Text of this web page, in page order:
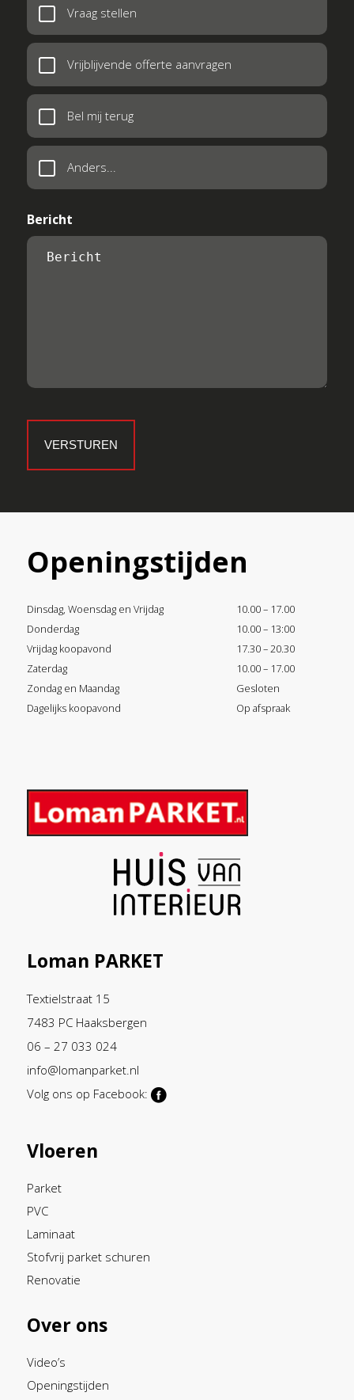
Vraag stellen
Vrijblijvende offerte aanvragen
Bel mij terug
Anders...
Bericht
Openingstijden
Dinsdag, Woensdag en Vrijdag
10.00 – 17.00
Donderdag
10.00 – 13:00
Vrijdag koopavond
17.30 – 20.30
Zaterdag
10.00 – 17.00
Zondag en Maandag
Gesloten
Dagelijks koopavond
Op afspraak
Loman PARKET
Textielstraat 15
7483 PC Haaksbergen
06 – 27 033 024
info@lomanparket.nl
Volg ons op Facebook:
Vloeren
Parket
PVC
Laminaat
Stofvrij parket schuren
Renovatie
Over ons
Video’s
Openingstijden